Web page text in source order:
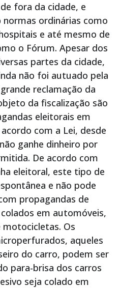
fora da cidade, e
ordinárias como
e até mesmo de
o Fórum. Apesar dos
partes da cidade,
não foi autuado pela
reclamação da
da fiscalização são
eleitorais em
com a Lei, desde
ganhe dinheiro por
De acordo com
eleitoral, este tipo de
e não pode
propagandas de
em automóveis,
motocicletas. Os
aqueles
do carro, podem ser
para-brisa dos carros
seja colado em